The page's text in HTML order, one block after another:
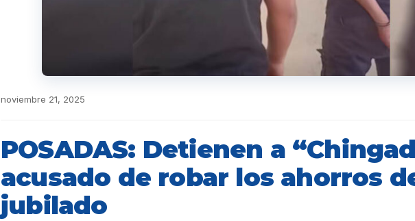
noviembre 21, 2025
POSADAS: Detienen a
acusado de robar los ahorros
jubilado